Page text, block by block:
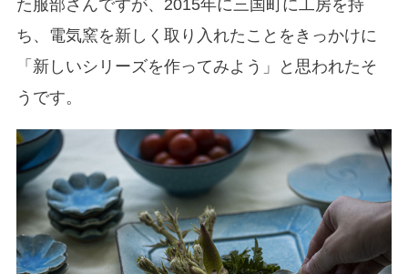
た服部さんですが、2015年に三国町に工房を持
ち、電気窯を新しく取り入れたことをきっかけに
「新しいシリーズを作ってみよう」と思われたそ
うです。